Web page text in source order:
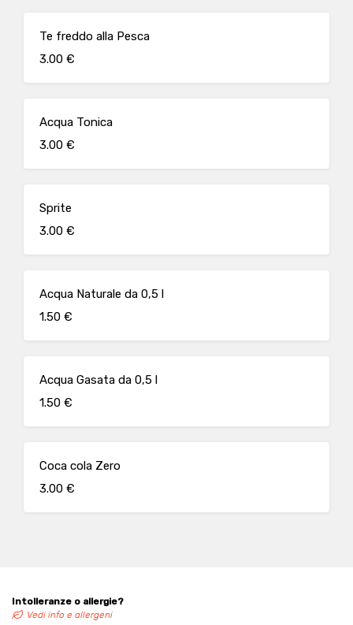
Te freddo alla Pesca
3.00 €
Acqua Tonica
3.00 €
Sprite
3.00 €
Acqua Naturale da 0,5 l
1.50 €
Acqua Gasata da 0,5 l
1.50 €
Coca cola Zero
3.00 €
Intolleranze o allergie?
Vedi info e allergeni